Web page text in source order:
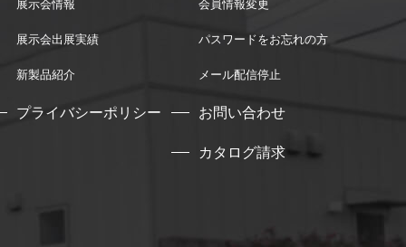
展示会情報
展示会出展実績
新製品紹介
プライバシーポリシー
会員情報変更
パスワードをお忘れの方
メール配信停止
お問い合わせ
カタログ請求